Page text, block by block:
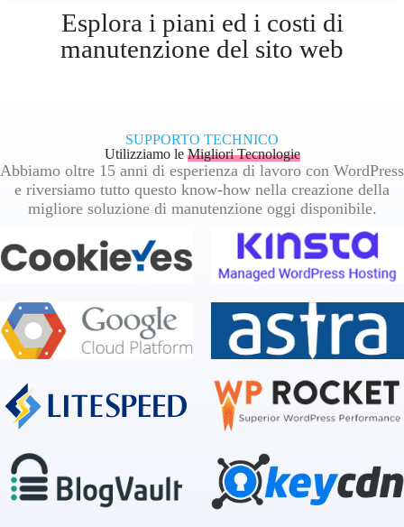
Esplora i piani ed i costi di
manutenzione del sito web
SUPPORTO TECHNICO
Utilizziamo le Migliori Tecnologie
Abbiamo oltre 15 anni di esperienza di lavoro con WordPress
e riversiamo tutto questo know-how nella creazione della
migliore soluzione di manutenzione oggi disponibile.